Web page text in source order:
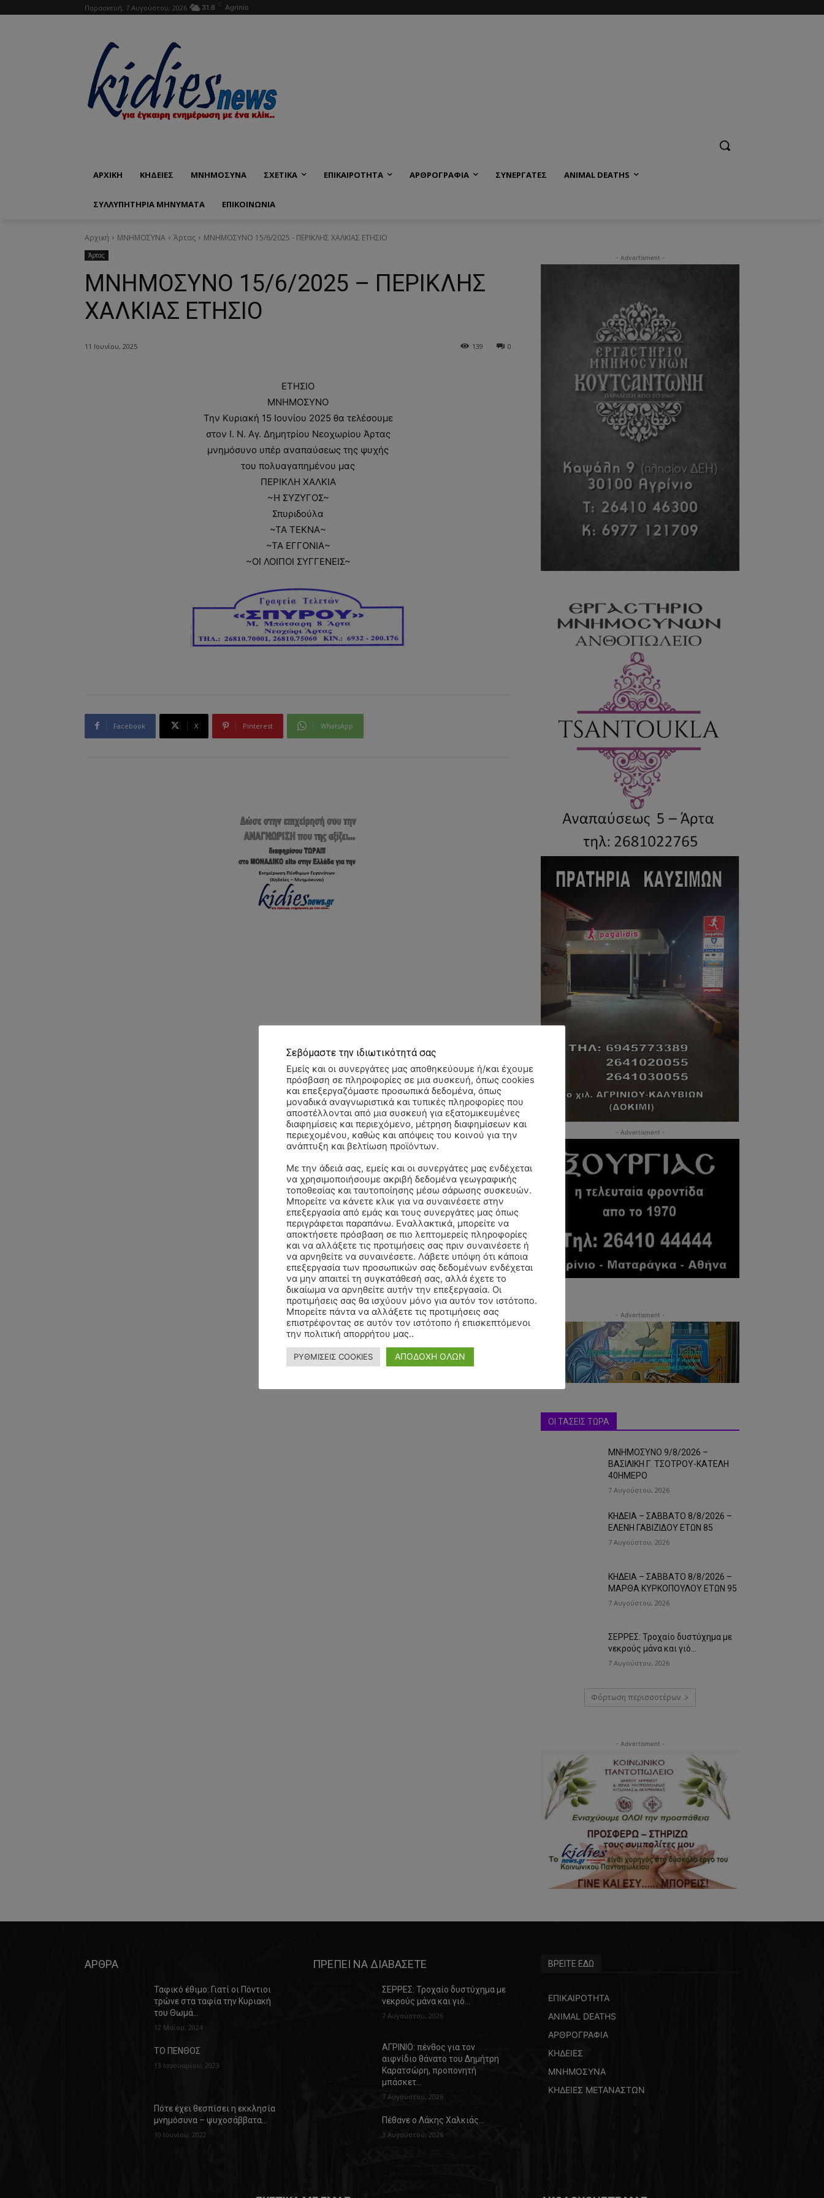
Παρασκευή, 7 Αυγούστου, 2026 31.6 C Agrinio
ΑΡΧΙΚΗ ΚΗΔΕΙΕΣ ΜΝΗΜΟΣΥΝΑ ΣΧΕΤΙΚΑ ΕΠΙΚΑΙΡΟΤΗΤΑ ΑΡΘΡΟΓΡΑΦΙΑ ΣΥΝΕΡΓΑΤΕΣ ANIMAL DEATHS
ΣΥΛΛΥΠΗΤΗΡΙΑ ΜΗΝΥΜΑΤΑ ΕΠΙΚΟΙΝΩΝΊΑ
Αρχική ΜΝΗΜΟΣΥΝΑ Άρτας ΜΝΗΜΟΣΥΝΟ 15/6/2025 - ΠΕΡΙΚΛΗΣ ΧΑΛΚΙΑΣ ΕΤΗΣΙΟ
Άρτας
ΜΝΗΜΟΣΥΝΟ 15/6/2025 – ΠΕΡΙΚΛΗΣ
ΧΑΛΚΙΑΣ ΕΤΗΣΙΟ
11 Ιουνίου, 2025 0
139
ΕΤΗΣΙΟ
ΜΝΗΜΟΣΥΝΟ
Την Κυριακή 15 Ιουνίου 2025 θα τελέσουμε
στον Ι. Ν. Αγ. Δημητρίου Νεοχωρίου Άρτας
μνημόσυνο υπέρ αναπαύσεως της ψυχής
του πολυαγαπημένου μας
ΠΕΡΙΚΛΗ ΧΑΛΚΙΑ
~Η ΣΥΖΥΓΟΣ~
Σπυριδούλα
~ΤΑ ΤΕΚΝΑ~
~ΤΑ ΕΓΓΟΝΙΑ~
~ΟΙ ΛΟΙΠΟΙ ΣΥΓΓΕΝΕΙΣ~
Facebook X Pinterest WhatsApp
- Advertisment -
- Advertisment -
- Advertisment -
ΟΙ ΤΑΣΕΙΣ ΤΩΡΑ
ΜΝΗΜΟΣΥΝΟ 9/8/2026 –
ΒΑΣΙΛΙΚΗ Γ. ΤΣΟΤΡΟΥ-ΚΑΤΕΛΗ
40ΗΜΕΡΟ
7 Αυγούστου, 2026
ΚΗΔΕΙΑ – ΣΑΒΒΑΤΟ 8/8/2026 –
ΕΛΕΝΗ ΓΑΒΙΖΙΔΟΥ ΕΤΩΝ 85
7 Αυγούστου, 2026
ΚΗΔΕΙΑ – ΣΑΒΒΑΤΟ 8/8/2026 –
ΜΑΡΘΑ ΚΥΡΚΟΠΟΥΛΟΥ ΕΤΩΝ 95
7 Αυγούστου, 2026
ΣΕΡΡΕΣ: Τροχαίο δυστύχημα με
νεκρούς μάνα και γιό…
7 Αυγούστου, 2026
Φόρτωση περισσοτέρων
- Advertisment -
ΑΡΘΡΑ
Ταφικό έθιμο: Γιατί οι Πόντιοι
τρώνε στα ταφία την Κυριακή
του Θωμά…
12 Μαΐου, 2024
ΤΟ ΠΕΝΘΟΣ
13 Ιανουαρίου, 2023
Πότε έχει θεσπίσει η εκκλησία
μνημόσυνα – ψυχοσάββατα…
10 Ιουνίου, 2022
ΠΡΕΠΕΙ ΝΑ ΔΙΑΒΑΣΕΤΕ
ΣΕΡΡΕΣ: Τροχαίο δυστύχημα με
νεκρούς μάνα και γιό…
7 Αυγούστου, 2026
ΑΓΡΙΝΙΟ: πένθος για τον
αιφνίδιο θάνατο του Δημήτρη
Καρατσώρη, προπονητή
μπάσκετ…
7 Αυγούστου, 2026
Πέθανε ο Λάκης Χαλκιάς…
3 Αυγούστου, 2026
ΒΡΕΙΤΕ ΕΔΩ
ΕΠΙΚΑΙΡΟΤΗΤΑ
ANIMAL DEATHS
ΑΡΘΡΟΓΡΑΦΙΑ
ΚΗΔΕΙΕΣ
ΜΝΗΜΟΣΥΝΑ
ΚΗΔΕΙΕΣ ΜΕΤΑΝΑΣΤΩΝ
Σεβόμαστε την ιδιωτικότητά σας
Εμείς και οι συνεργάτες μας αποθηκεύουμε ή/και έχουμε
πρόσβαση σε πληροφορίες σε μια συσκευή, όπως cookies
και επεξεργαζόμαστε προσωπικά δεδομένα, όπως
μοναδικά αναγνωριστικά και τυπικές πληροφορίες που
αποστέλλονται από μια συσκευή για εξατομικευμένες
διαφημίσεις και περιεχόμενο, μέτρηση διαφημίσεων και
περιεχομένου, καθώς και απόψεις του κοινού για την
ανάπτυξη και βελτίωση προϊόντων.
Με την άδειά σας, εμείς και οι συνεργάτες μας ενδέχεται
να χρησιμοποιήσουμε ακριβή δεδομένα γεωγραφικής
τοποθεσίας και ταυτοποίησης μέσω σάρωσης συσκευών.
Μπορείτε να κάνετε κλικ για να συναινέσετε στην
επεξεργασία από εμάς και τους συνεργάτες μας όπως
περιγράφεται παραπάνω. Εναλλακτικά, μπορείτε να
αποκτήσετε πρόσβαση σε πιο λεπτομερείς πληροφορίες
και να αλλάξετε τις προτιμήσεις σας πριν συναινέσετε ή
να αρνηθείτε να συναινέσετε. Λάβετε υπόψη ότι κάποια
επεξεργασία των προσωπικών σας δεδομένων ενδέχεται
να μην απαιτεί τη συγκατάθεσή σας, αλλά έχετε το
δικαίωμα να αρνηθείτε αυτήν την επεξεργασία. Οι
προτιμήσεις σας θα ισχύουν μόνο για αυτόν τον ιστότοπο.
Μπορείτε πάντα να αλλάξετε τις προτιμήσεις σας
επιστρέφοντας σε αυτόν τον ιστότοπο ή επισκεπτόμενοι
την πολιτική απορρήτου μας..
ΡΥΘΜΙΣΕΙΣ COOKIES ΑΠΟΔΟΧΗ ΟΛΩΝ